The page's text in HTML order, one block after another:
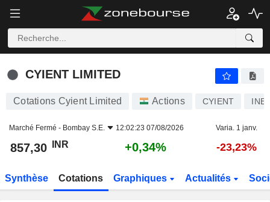
CYIENT LIMITED 857,30
CYIENT LIMITED
Cotations Cyient Limited Actions CYIENT
Marché Fermé - Bombay S.E. 12:02:23 07/08/2026 Varia. 1 janv.
857,30 INR +0,34% -23,23%
Synthèse Cotations Graphiques Actualités